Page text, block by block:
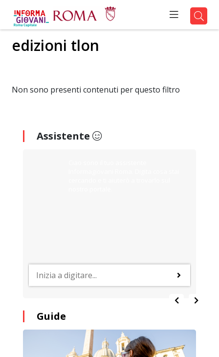
edizioni tlon
Non sono presenti contenuti per questo filtro
Assistente
Guide